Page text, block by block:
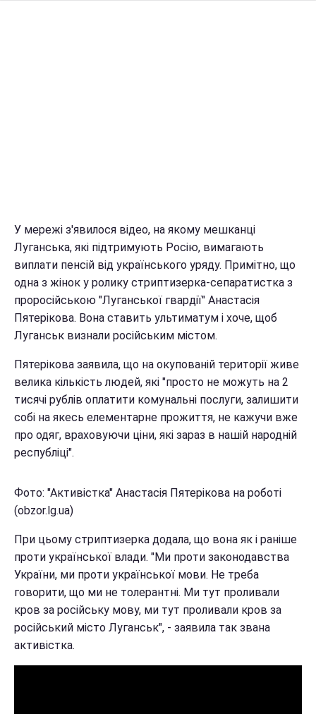
У мережі з'явилося відео, на якому мешканці
Луганська, які підтримують Росію, вимагають
виплати пенсій від українського уряду. Примітно, що
одна з жінок у ролику стриптизерка-сепаратистка з
проросійською "Луганської гвардії" Анастасія
Пятерікова. Вона ставить ультиматум і хоче, щоб
Луганськ визнали російським містом.
Пятерікова заявила, що на окупованій території живе
велика кількість людей, які "просто не можуть на 2
тисячі рублів оплатити комунальні послуги, залишити
собі на якесь елементарне прожиття, не кажучи вже
про одяг, враховуючи ціни, які зараз в нашій народній
республіці".
Фото: "Активістка" Анастасія Пятерікова на роботі
(obzor.lg.ua)
При цьому стриптизерка додала, що вона як і раніше
проти української влади. "Ми проти законодавства
України, ми проти української мови. Не треба
говорити, що ми не толерантні. Ми тут проливали
кров за російську мову, ми тут проливали кров за
російський місто Луганськ", - заявила так звана
активістка.